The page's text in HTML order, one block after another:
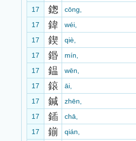
17
鍯
cōng,
17
鍏
wéi,
17
鍥
qiè,
17
鍲
mín,
17
鎾
wēn,
17
鎄
āi,
17
鍼
zhēn,
17
鍤
chā,
17
鎆
qián,